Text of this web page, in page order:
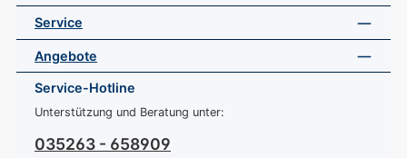
Service
Angebote
Service-Hotline
Unterstützung und Beratung unter:
035263 - 658909